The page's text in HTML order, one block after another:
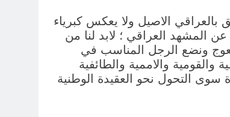
بالعراقي الاصيل ولا يعكس كبرياء
المشهد العراقي ؛ لابد لنا من
ونضع الرجل المناسب في
والاممية والطائفية
سوى التحول نحو العقيدة الوطنية